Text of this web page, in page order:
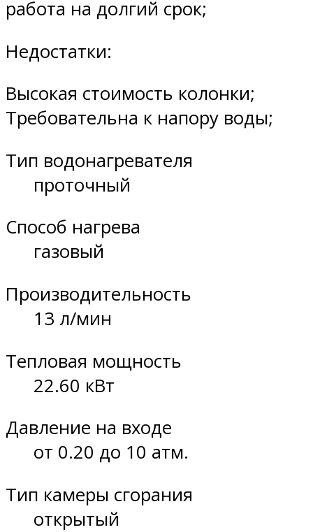
работа на долгий срок;
Недостатки:
Высокая стоимость колонки;
Требовательна к напору воды;
Тип водонагревателя
проточный
Способ нагрева
газовый
Производительность
13 л/мин
Тепловая мощность
22.60 кВт
Давление на входе
от 0.20 до 10 атм.
Тип камеры сгорания
открытый